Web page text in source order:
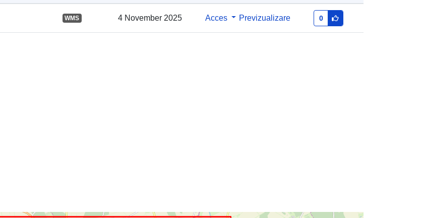
WMS 4 November 2025 Acces Previzualizare 0
Informații actualizate la data a.europa.eu:
18 April 2026